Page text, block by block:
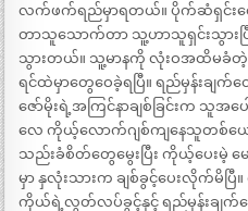
လက်ဖက်ရည်မှာရတယ်။ ပိုက်ဆံရှင်းတ
တာသူသောက်တာ သူ့ဟာသူရှင်းသွားပြီ
သွားတယ်။ သူ့မာနကို လုံးဝအထိမခံတဲ့
ရင်ထဲမှာတွေဝေခဲ့ရပြီ။ ရည်မှန်းချ
ဇော်မိုးရဲ့အကြင်နာချစ်ခြင်းက သူအ
လေ ကိုယ့်လောက်ဂျစ်ကျနေသူတစ်ယ
သည်းခံစိတ်တွေမွေးပြီး ကိုယ့်ပေးမဲ့ မေ
မှာ နှလုံးသားက ချစ်ခွင့်ပေးလိုက်မိပြီ
ကိုယ်ရဲ့လွတ်လပ်ခွင့်နှင့် ရည်မှန်းချက်တွ